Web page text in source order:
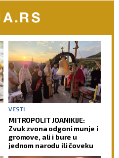
VESTI
MITROPOLIT JOANIKIJE:
Zvuk zvona odgoni munje i
gromove, ali i bure u
jednom narodu ili čoveku